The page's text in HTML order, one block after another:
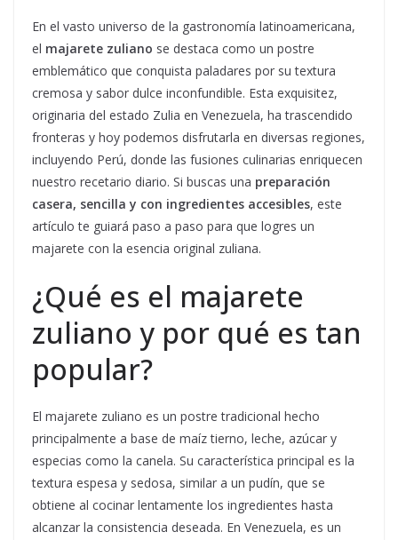
En el vasto universo de la gastronomía latinoamericana,
el majarete zuliano se destaca como un postre
emblemático que conquista paladares por su textura
cremosa y sabor dulce inconfundible. Esta exquisitez,
originaria del estado Zulia en Venezuela, ha trascendido
fronteras y hoy podemos disfrutarla en diversas regiones,
incluyendo Perú, donde las fusiones culinarias enriquecen
nuestro recetario diario. Si buscas una preparación
casera, sencilla y con ingredientes accesibles, este
artículo te guiará paso a paso para que logres un
majarete con la esencia original zuliana.
¿Qué es el majarete
zuliano y por qué es tan
popular?
El majarete zuliano es un postre tradicional hecho
principalmente a base de maíz tierno, leche, azúcar y
especias como la canela. Su característica principal es la
textura espesa y sedosa, similar a un pudín, que se
obtiene al cocinar lentamente los ingredientes hasta
alcanzar la consistencia deseada. En Venezuela, es un